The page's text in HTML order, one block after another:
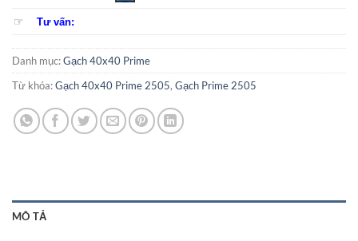
☞ Tư vấn:
Danh mục:Gạch 40x40 Prime
Từ khóa:Gạch 40x40 Prime 2505, Gạch Prime 2505
MÔ TẢ